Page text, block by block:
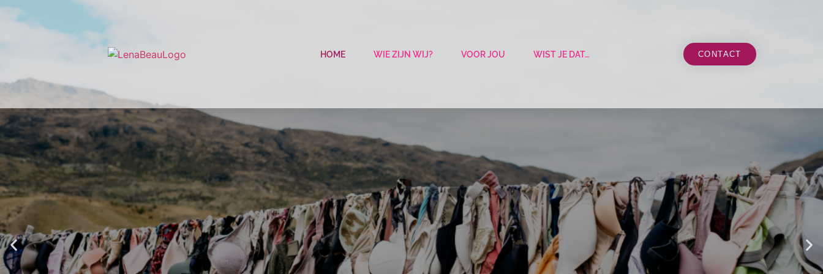
HOME WIE ZIJN WIJ? VOOR JOU WIST JE DAT… CONTACT